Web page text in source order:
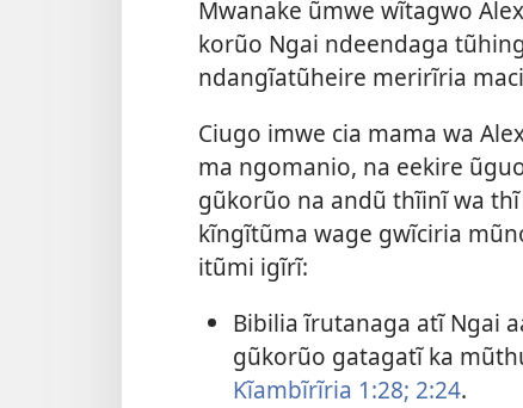
Mwanake ũmwe wĩtagwo
korũo Ngai ndeendaga
ndangĩatũheire merirĩria
Ciugo imwe cia mama wa
ma ngomanio, na eekire
gũkorũo na andũ thĩinĩ wa
kĩngĩtũma wage gwĩciria
itũmi igĩrĩ:
Bibilia ĩrutanaga atĩ Ngai
gũkorũo gatagatĩ ka
Kĩambĩrĩria 1:28; 2:24.